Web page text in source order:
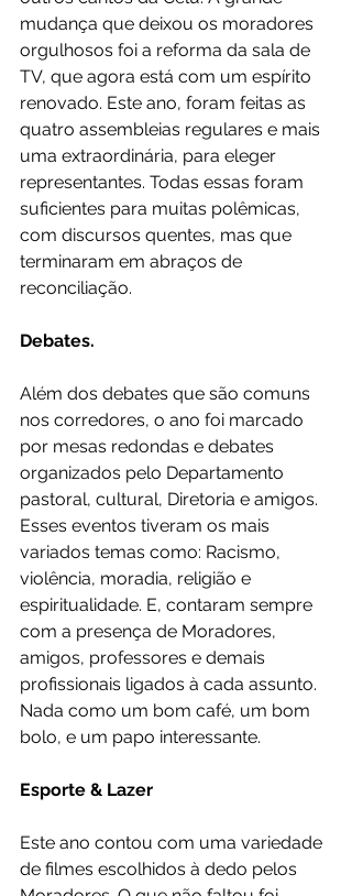
mudança que deixou os moradores
orgulhosos foi a reforma da sala de
TV, que agora está com um espírito
renovado. Este ano, foram feitas as
quatro assembleias regulares e mais
uma extraordinária, para eleger
representantes. Todas essas foram
suficientes para muitas polêmicas,
com discursos quentes, mas que
terminaram em abraços de
reconciliação.
Debates.
Além dos debates que são comuns
nos corredores, o ano foi marcado
por mesas redondas e debates
organizados pelo Departamento
pastoral, cultural, Diretoria e amigos.
Esses eventos tiveram os mais
variados temas como: Racismo,
violência, moradia, religião e
espiritualidade. E, contaram sempre
com a presença de Moradores,
amigos, professores e demais
profissionais ligados à cada assunto.
Nada como um bom café, um bom
bolo, e um papo interessante.
Esporte & Lazer
Este ano contou com uma variedade
de filmes escolhidos à dedo pelos